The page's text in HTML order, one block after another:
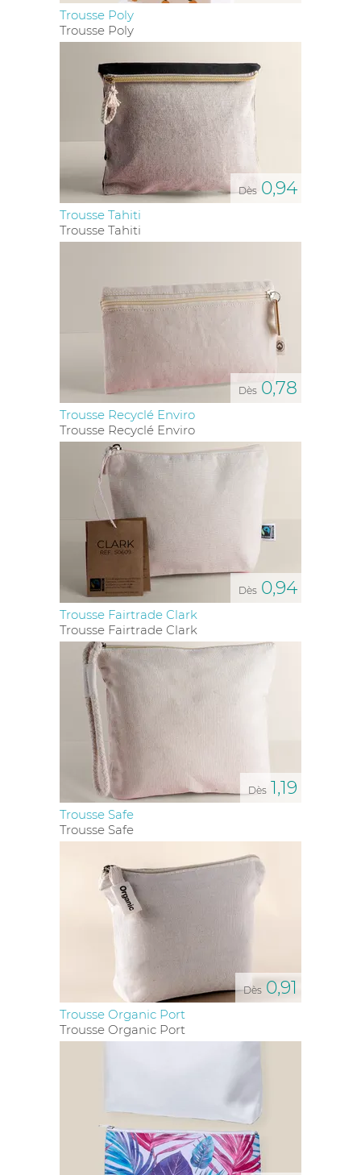
Trousse Poly
Trousse Poly
Dès 0,94
Trousse Tahiti
Trousse Tahiti
Dès 0,78
Trousse Recyclé Enviro
Trousse Recyclé Enviro
Dès 0,94
Trousse Fairtrade Clark
Trousse Fairtrade Clark
Dès 1,19
Trousse Safe
Trousse Safe
Dès 0,91
Trousse Organic Port
Trousse Organic Port